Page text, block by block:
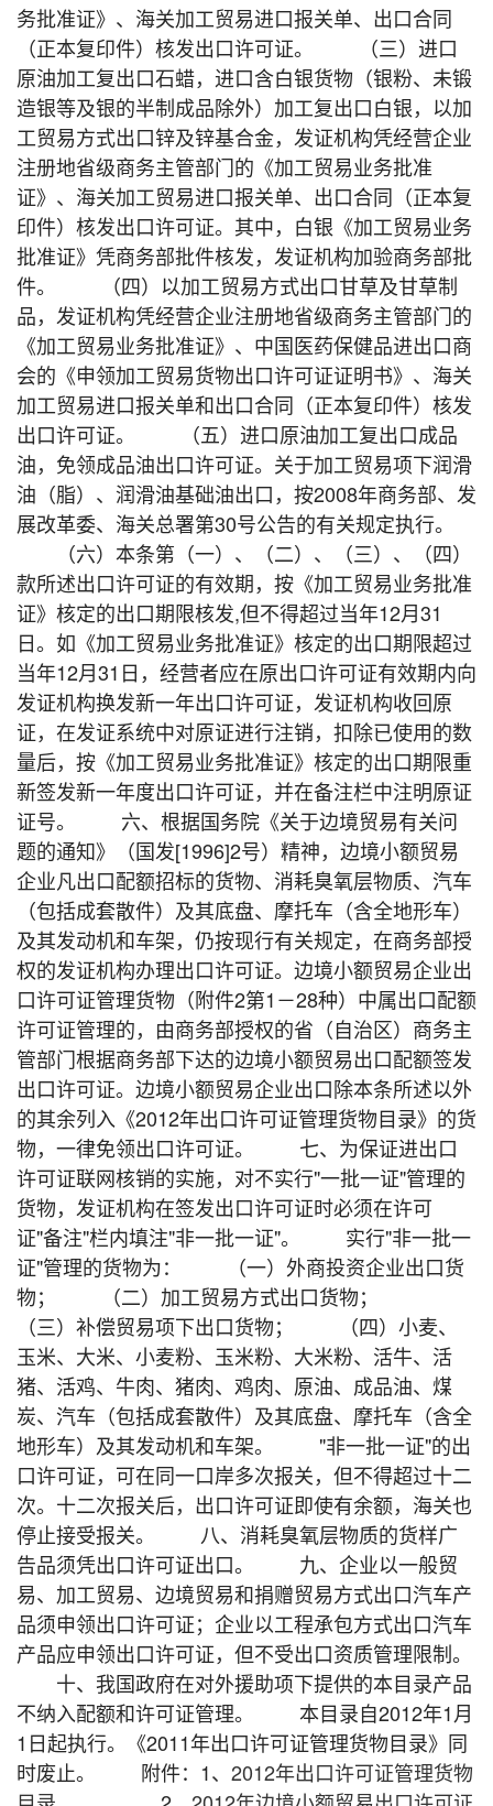
务批准证》、海关加工贸易进口报关单、出口合同
（正本复印件）核发出口许可证。 （三）进口
原油加工复出口石蜡，进口含白银货物（银粉、未锻
造银等及银的半制成品除外）加工复出口白银，以加
工贸易方式出口锌及锌基合金，发证机构凭经营企业
注册地省级商务主管部门的《加工贸易业务批准
证》、海关加工贸易进口报关单、出口合同（正本复
印件）核发出口许可证。其中，白银《加工贸易业务
批准证》凭商务部批件核发，发证机构加验商务部批
件。 （四）以加工贸易方式出口甘草及甘草制
品，发证机构凭经营企业注册地省级商务主管部门的
《加工贸易业务批准证》、中国医药保健品进出口商
会的《申领加工贸易货物出口许可证证明书》、海关
加工贸易进口报关单和出口合同（正本复印件）核发
出口许可证。 （五）进口原油加工复出口成品
油，免领成品油出口许可证。关于加工贸易项下润滑
油（脂）、润滑油基础油出口，按2008年商务部、发
展改革委、海关总署第30号公告的有关规定执行。
（六）本条第（一）、（二）、（三）、（四）
款所述出口许可证的有效期，按《加工贸易业务批准
证》核定的出口期限核发,但不得超过当年12月31
日。如《加工贸易业务批准证》核定的出口期限超过
当年12月31日，经营者应在原出口许可证有效期内向
发证机构换发新一年出口许可证，发证机构收回原
证，在发证系统中对原证进行注销，扣除已使用的数
量后，按《加工贸易业务批准证》核定的出口期限重
新签发新一年度出口许可证，并在备注栏中注明原证
证号。 六、根据国务院《关于边境贸易有关问
题的通知》（国发[1996]2号）精神，边境小额贸易
企业凡出口配额招标的货物、消耗臭氧层物质、汽车
（包括成套散件）及其底盘、摩托车（含全地形车）
及其发动机和车架，仍按现行有关规定，在商务部授
权的发证机构办理出口许可证。边境小额贸易企业出
口许可证管理货物（附件2第1－28种）中属出口配额
许可证管理的，由商务部授权的省（自治区）商务主
管部门根据商务部下达的边境小额贸易出口配额签发
出口许可证。边境小额贸易企业出口除本条所述以外
的其余列入《2012年出口许可证管理货物目录》的货
物，一律免领出口许可证。 七、为保证进出口
许可证联网核销的实施，对不实行"一批一证"管理的
货物，发证机构在签发出口许可证时必须在许可
证"备注"栏内填注"非一批一证"。 实行"非一批一
证"管理的货物为： （一）外商投资企业出口货
物； （二）加工贸易方式出口货物；
（三）补偿贸易项下出口货物； （四）小麦、
玉米、大米、小麦粉、玉米粉、大米粉、活牛、活
猪、活鸡、牛肉、猪肉、鸡肉、原油、成品油、煤
炭、汽车（包括成套散件）及其底盘、摩托车（含全
地形车）及其发动机和车架。 "非一批一证"的出
口许可证，可在同一口岸多次报关，但不得超过十二
次。十二次报关后，出口许可证即使有余额，海关也
停止接受报关。 八、消耗臭氧层物质的货样广
告品须凭出口许可证出口。 九、企业以一般贸
易、加工贸易、边境贸易和捐赠贸易方式出口汽车产
品须申领出口许可证；企业以工程承包方式出口汽车
产品应申领出口许可证，但不受出口资质管理限制。
十、我国政府在对外援助项下提供的本目录产品
不纳入配额和许可证管理。 本目录自2012年1月
1日起执行。《2011年出口许可证管理货物目录》同
时废止。 附件：1、 2012年出口许可证管理货物